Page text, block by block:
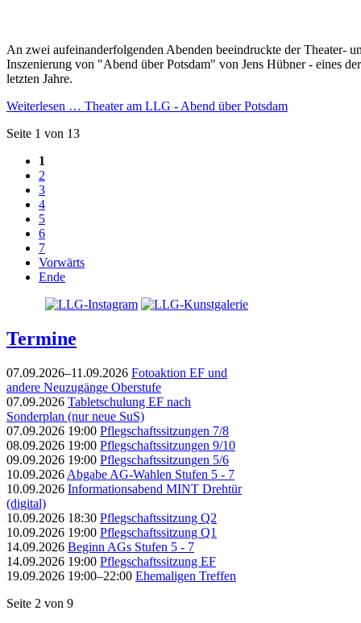
An zwei aufeinanderfolgenden Abenden beeindruckte der Theater-
Inszenierung von "Abend über Potsdam" von Jens Hübner - eines
letzten Jahre.
Weiterlesen … Theater am LLG - Abend über Potsdam
Seite 1 von 13
1
2
3
4
5
6
7
Vorwärts
Ende
Termine
07.09.2026–11.09.2026 Fotoaktion EF und
andere Neuzugänge Oberstufe
07.09.2026 Tabletschulung EF nach
Sonderplan (nur neue SuS)
07.09.2026 19:00 Pflegschaftssitzungen 7/8
08.09.2026 19:00 Pflegschaftssitzungen 9/10
09.09.2026 19:00 Pflegschaftssitzungen 5/6
10.09.2026 Abgabe AG-Wahlen Stufen 5 - 7
10.09.2026 Informationsabend MINT Drehtür
(digital)
10.09.2026 18:30 Pflegschaftssitzung Q2
10.09.2026 19:00 Pflegschaftssitzung Q1
14.09.2026 Beginn AGs Stufen 5 - 7
14.09.2026 19:00 Pflegschaftssitzung EF
19.09.2026 19:00–22:00 Ehemaligen Treffen
Seite 2 von 9